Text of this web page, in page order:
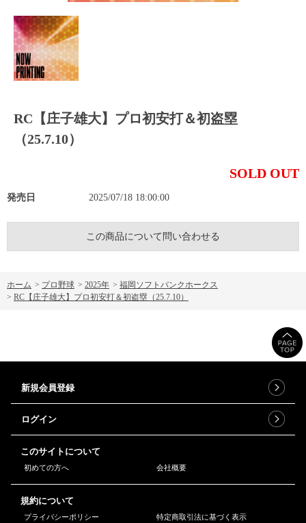
RC【庄子雄大】プロ初安打＆初盗塁
（25.7.10）
SOLD OUT
発売日 2025/07/18 18:00:00
この商品について問い合わせる
ホーム > プロ野球 > 2025年 > 福岡ソフトバンクホークス
> RC【庄子雄大】プロ初安打＆初盗塁（25.7.10）
新規会員登録
ログイン
このサイトについて
初めての方へ 会社概要
規約について
プライバシーポリシー 特定商取引法に基づく表示